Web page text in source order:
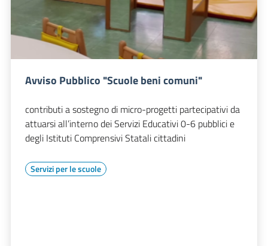
Avviso Pubblico "Scuole beni comuni"
contributi a sostegno di micro-progetti partecipativi da
attuarsi all’interno dei Servizi Educativi 0-6 pubblici e
degli Istituti Comprensivi Statali cittadini
Servizi per le scuole